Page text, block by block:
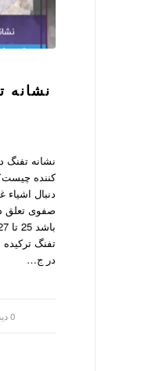
نشانه
نشانه تفنگ
دنبال اشیاء
صفوی تعلق
در ج…
0 دیدگاه